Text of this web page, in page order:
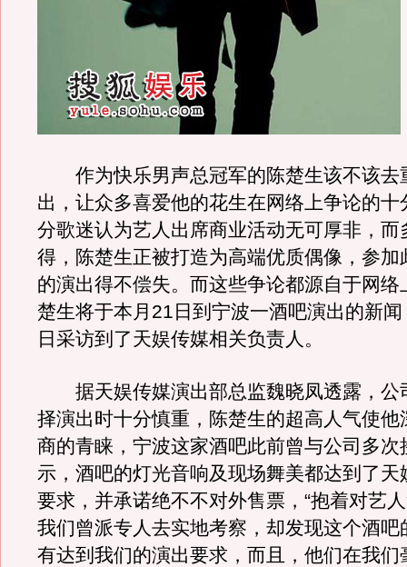
作为快乐男声总冠军的陈楚生该不该去
出，让众多喜爱他的花生在网络上争论的十
分歌迷认为艺人出席商业活动无可厚非，而
得，陈楚生正被打造为高端优质偶像，参加
的演出得不偿失。而这些争论都源自于网络
楚生将于本月21日到宁波一酒吧演出的新
日采访到了天娱传媒相关负责人。
据天娱传媒演出部总监魏晓凤透露，公
择演出时十分慎重，陈楚生的超高人气使他
商的青睐，宁波这家酒吧此前曾与公司多次
示，酒吧的灯光音响及现场舞美都达到了天
要求，并承诺绝不不对外售票，“抱着对艺
我们曾派专人去实地考察，却发现这个酒吧
有达到我们的演出要求，而且，他们在我们